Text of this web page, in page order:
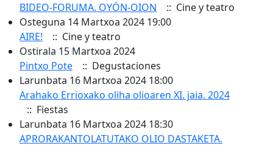
BIDEO-FORUMA. OYÓN-OION
:: Cine y teatro
Osteguna 14 Martxoa 2024 19:00
AIRE!
:: Cine y teatro
Ostirala 15 Martxoa 2024
Pintxo Pote
:: Degustaciones
Larunbata 16 Martxoa 2024 18:00
Arahako Errioxako oliha olioaren XI. jaia. 2024
:: Fiestas
Larunbata 16 Martxoa 2024 18:30
APRORAKANTOLATUTAKO OLIO DASTAKETA.